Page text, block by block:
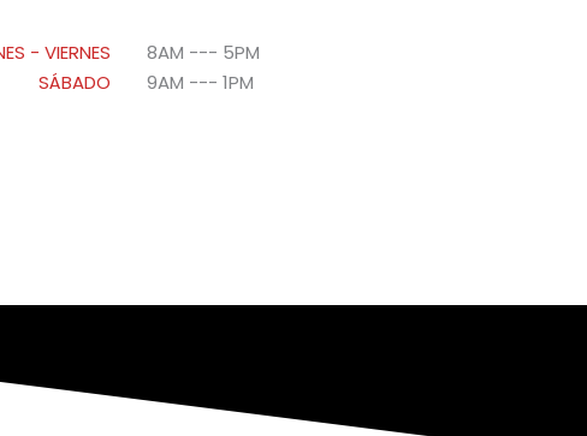
- VIERNES
8AM --- 5PM
SÁBADO
9AM --- 1PM